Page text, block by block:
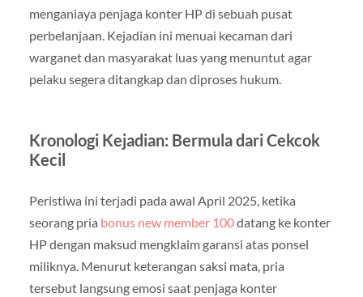
menganiaya penjaga konter HP di sebuah pusat
perbelanjaan. Kejadian ini menuai kecaman dari
warganet dan masyarakat luas yang menuntut agar
pelaku segera ditangkap dan diproses hukum.
Kronologi Kejadian: Bermula dari Cekcok
Kecil
Peristiwa ini terjadi pada awal April 2025, ketika
seorang pria bonus new member 100datang ke konter
HP dengan maksud mengklaim garansi atas ponsel
miliknya. Menurut keterangan saksi mata, pria
tersebut langsung emosi saat penjaga konter